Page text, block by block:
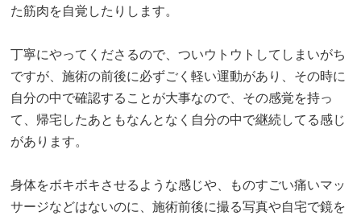
た筋肉を自覚したりします。
丁寧にやってくださるので、ついウトウトしてしまいがち
ですが、施術の前後に必ずごく軽い運動があり、その時に
自分の中で確認することが大事なので、その感覚を持っ
て、帰宅したあともなんとなく自分の中で継続してる感じ
があります。
身体をボキボキさせるような感じや、ものすごい痛いマッ
サージなどはないのに、施術前後に撮る写真や自宅で鏡を